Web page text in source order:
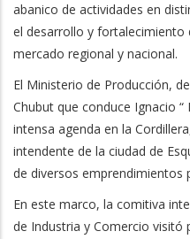
abanico de actividades en
el desarrollo y fortalecimiento
mercado regional y nacional.
El Ministerio de Producción,
Chubut que conduce Ignacio
intensa agenda en la
intendente de la ciudad de
de diversos emprendimientos
En este marco, la comitiva
de Industria y Comercio visitó